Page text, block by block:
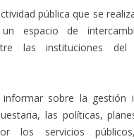
pública que se
espacio de
las instituciones
sobre la gestión
las políticas,
los servicios